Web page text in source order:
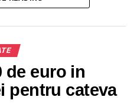
că, în luna septembrie 2023,
respectivă. Bărbatul a
anunț, ocazie cu care a
recomandat a fi din cadrul
de euro in
pentru cateva